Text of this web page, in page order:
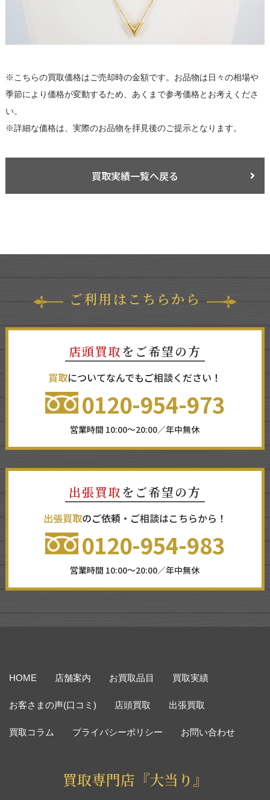
※こちらの買取価格はご売却時の金額です。お品物は日々の相場や
季節により価格が変動するため、あくまで参考価格とお考えくださ
い。
※詳細な価格は、実際のお品物を拝見後のご提示となります。
買取実績一覧へ戻る
ご利用はこちらから
店頭買取 をご希望の方
買取についてなんでもご相談ください！
0120-954-973
営業時間 10:00～20:00／年中無休
出張買取 をご希望の方
出張買取のご依頼・ご相談はこちらから！
0120-954-983
営業時間 10:00～20:00／年中無休
HOME 店舗案内 お買取品目 買取実績
お客さまの声(口コミ) 店頭買取 出張買取
買取コラム プライバシーポリシー お問い合わせ
買取専門店『大当り』